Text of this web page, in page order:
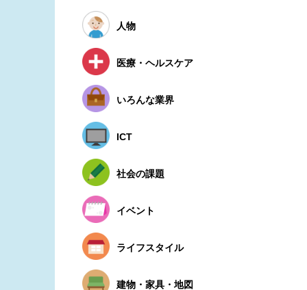
人物
医療・ヘルスケア
いろんな業界
ICT
社会の課題
イベント
ライフスタイル
建物・家具・地図